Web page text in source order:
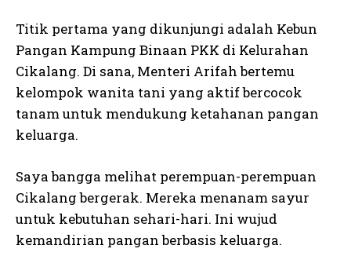
Titik pertama yang dikunjungi adalah Kebun
Pangan Kampung Binaan PKK di Kelurahan
Cikalang. Di sana, Menteri Arifah bertemu
kelompok wanita tani yang aktif bercocok
tanam untuk mendukung ketahanan pangan
keluarga.
Saya bangga melihat perempuan-perempuan
Cikalang bergerak. Mereka menanam sayur
untuk kebutuhan sehari-hari. Ini wujud
kemandirian pangan berbasis keluarga.